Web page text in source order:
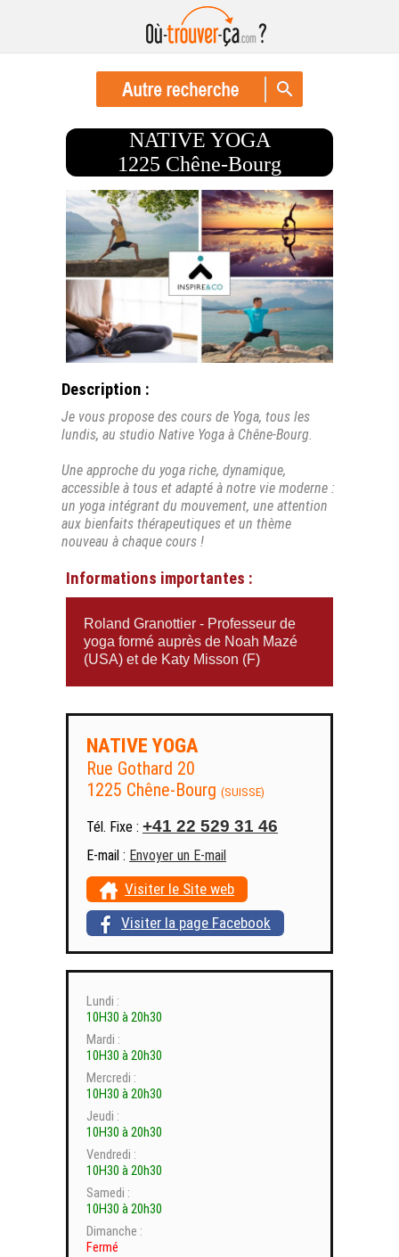
NATIVE YOGA
1225 Chêne-Bourg
Description :
Je vous propose des cours de Yoga, tous les
lundis, au studio Native Yoga à Chêne-Bourg.
Une approche du yoga riche, dynamique,
accessible à tous et adapté à notre vie moderne :
un yoga intégrant du mouvement, une attention
aux bienfaits thérapeutiques et un thème
nouveau à chaque cours !
Informations importantes :
Roland Granottier - Professeur de
yoga formé auprès de Noah Mazé
(USA) et de Katy Misson (F)
NATIVE YOGA
Rue Gothard 20
1225 Chêne-Bourg (SUISSE)
Tél. Fixe : +41 22 529 31 46
E-mail : Envoyer un E-mail
Visiter le Site web
Visiter la page Facebook
Lundi :
10H30 à 20h30
Mardi :
10H30 à 20h30
Mercredi :
10H30 à 20h30
Jeudi :
10H30 à 20h30
Vendredi :
10H30 à 20h30
Samedi :
10H30 à 20h30
Dimanche :
Fermé